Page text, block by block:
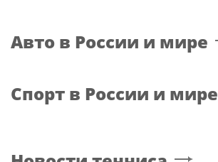
Авто в России и мире
Спорт в России и мире